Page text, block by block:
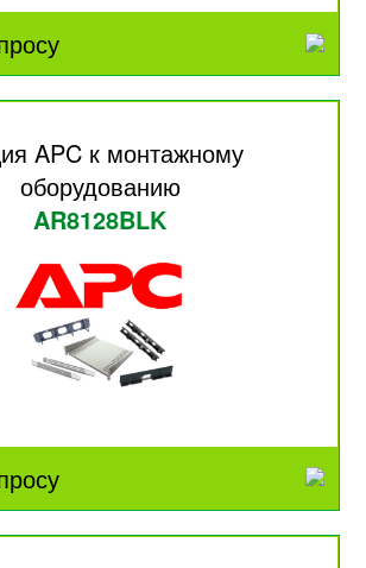
APC к монтажному
оборудованию
AR8128BLK